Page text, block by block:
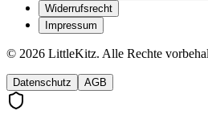
Widerrufsrecht
Impressum
© 2026 LittleKitz. Alle Rechte
Datenschutz AGB